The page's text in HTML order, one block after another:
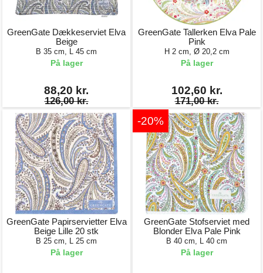
GreenGate Dækkeserviet Elva
Beige
B 35 cm, L 45 cm
På lager
88,20 kr.
126,00 kr.
GreenGate Tallerken Elva Pale
Pink
H 2 cm, Ø 20,2 cm
På lager
102,60 kr.
171,00 kr.
GreenGate Papirservietter Elva
Beige Lille 20 stk
B 25 cm, L 25 cm
På lager
-20%
GreenGate Stofserviet med
Blonder Elva Pale Pink
B 40 cm, L 40 cm
På lager